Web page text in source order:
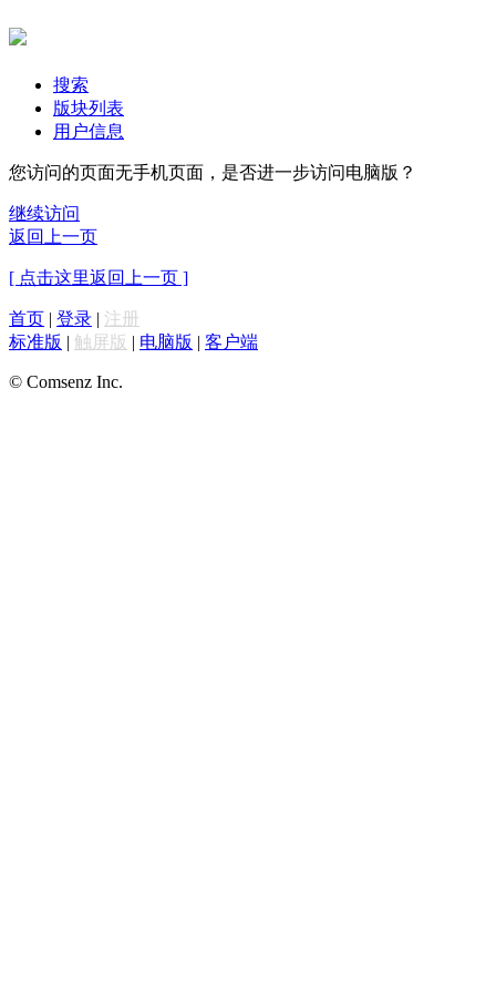
搜索
版块列表
用户信息
您访问的页面无手机页面，是否进一步访问电脑版？
继续访问
返回上一页
[ 点击这里返回上一页 ]
首页 | 登录 | 注册
标准版 | 触屏版 | 电脑版 | 客户端
© Comsenz Inc.